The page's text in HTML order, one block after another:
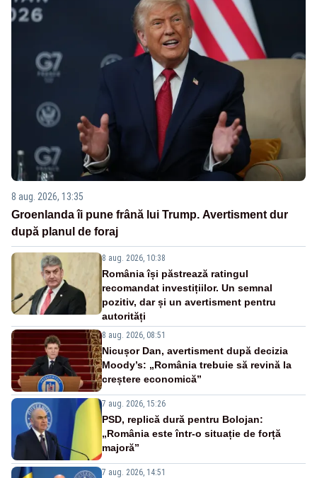
8 aug. 2026, 13:35
Groenlanda îi pune frână lui Trump. Avertisment dur
după planul de foraj
8 aug. 2026, 10:38
România își păstrează ratingul
recomandat investițiilor. Un semnal
pozitiv, dar și un avertisment pentru
autorități
8 aug. 2026, 08:51
Nicușor Dan, avertisment după decizia
Moody’s: „România trebuie să revină la
creștere economică”
7 aug. 2026, 15:26
PSD, replică dură pentru Bolojan:
„România este într-o situație de forță
majoră”
7 aug. 2026, 14:51